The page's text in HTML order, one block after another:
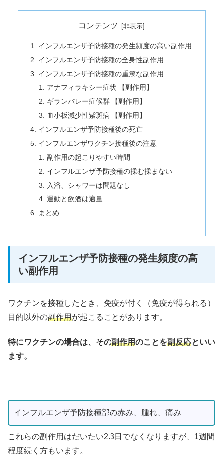
コンテンツ
インフルエンザ予防接種の発生頻度の高い副作用
インフルエンザ予防接種の全身性副作用
インフルエンザ予防接種の重篤な副作用
アナフィラキシー症状 【副作用】
ギランバレー症候群 【副作用】
血小板減少性紫斑病 【副作用】
インフルエンザ予防接種後の死亡
インフルエンザワクチン接種後の注意
副作用の起こりやすい時間
インフルエンザ予防接種の揉む揉まない
入浴、シャワーは問題なし
運動と飲酒は適量
まとめ
インフルエンザ予防接種の発生頻度の高
い副作用
ワクチンを接種したとき、免疫が付く（免疫が得られる）
目的以外の副作用が起こることがあります。
特にワクチンの場合は、その副作用のことを副反応といい
ます。
インフルエンザ予防接種部の赤み、腫れ、痛み
これらの副作用はだいたい2.3日でなくなりますが、1週間
程度続く方もいます。